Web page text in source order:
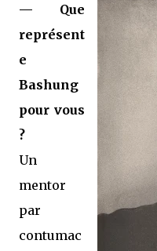
— Que
représent
e
Bashung
pour vous
?
Un
mentor
par
contumac